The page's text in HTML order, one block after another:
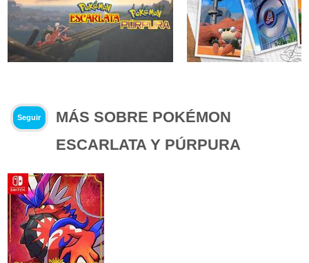
Seguir
MÁS SOBRE POKÉMON
ESCARLATA Y PÚRPURA